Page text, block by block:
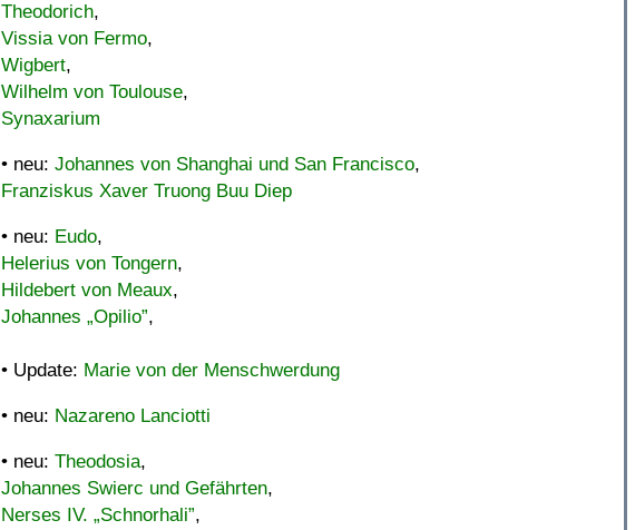
Theodorich,
Vissia von Fermo,
Wigbert,
Wilhelm von Toulouse,
Synaxarium
• neu: Johannes von Shanghai und San Francisco,
Franziskus Xaver Truong Buu Diep
• neu: Eudo,
Helerius von Tongern,
Hildebert von Meaux,
Johannes „Opilio”,
• Update: Marie von der Menschwerdung
• neu: Nazareno Lanciotti
• neu: Theodosia,
Johannes Swierc und Gefährten,
Nerses IV. „Schnorhali”,